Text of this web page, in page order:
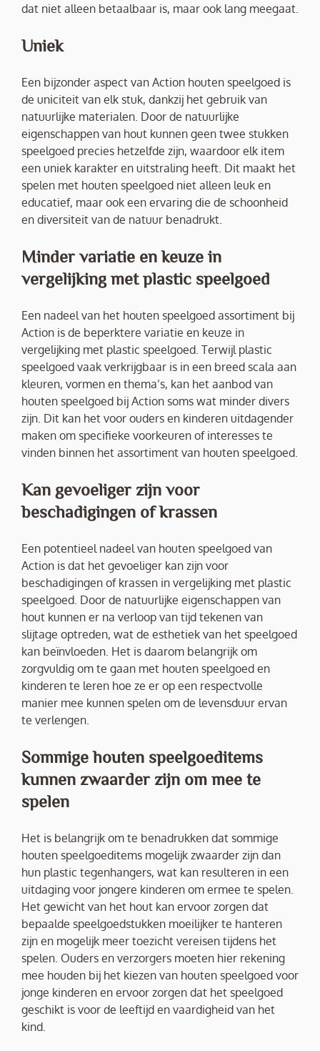
dat niet alleen betaalbaar is, maar ook lang meegaat.
Uniek
Een bijzonder aspect van Action houten speelgoed is
de uniciteit van elk stuk, dankzij het gebruik van
natuurlijke materialen. Door de natuurlijke
eigenschappen van hout kunnen geen twee stukken
speelgoed precies hetzelfde zijn, waardoor elk item
een uniek karakter en uitstraling heeft. Dit maakt het
spelen met houten speelgoed niet alleen leuk en
educatief, maar ook een ervaring die de schoonheid
en diversiteit van de natuur benadrukt.
Minder variatie en keuze in
vergelijking met plastic speelgoed
Een nadeel van het houten speelgoed assortiment bij
Action is de beperktere variatie en keuze in
vergelijking met plastic speelgoed. Terwijl plastic
speelgoed vaak verkrijgbaar is in een breed scala aan
kleuren, vormen en thema’s, kan het aanbod van
houten speelgoed bij Action soms wat minder divers
zijn. Dit kan het voor ouders en kinderen uitdagender
maken om specifieke voorkeuren of interesses te
vinden binnen het assortiment van houten speelgoed.
Kan gevoeliger zijn voor
beschadigingen of krassen
Een potentieel nadeel van houten speelgoed van
Action is dat het gevoeliger kan zijn voor
beschadigingen of krassen in vergelijking met plastic
speelgoed. Door de natuurlijke eigenschappen van
hout kunnen er na verloop van tijd tekenen van
slijtage optreden, wat de esthetiek van het speelgoed
kan beïnvloeden. Het is daarom belangrijk om
zorgvuldig om te gaan met houten speelgoed en
kinderen te leren hoe ze er op een respectvolle
manier mee kunnen spelen om de levensduur ervan
te verlengen.
Sommige houten speelgoeditems
kunnen zwaarder zijn om mee te
spelen
Het is belangrijk om te benadrukken dat sommige
houten speelgoeditems mogelijk zwaarder zijn dan
hun plastic tegenhangers, wat kan resulteren in een
uitdaging voor jongere kinderen om ermee te spelen.
Het gewicht van het hout kan ervoor zorgen dat
bepaalde speelgoedstukken moeilijker te hanteren
zijn en mogelijk meer toezicht vereisen tijdens het
spelen. Ouders en verzorgers moeten hier rekening
mee houden bij het kiezen van houten speelgoed voor
jonge kinderen en ervoor zorgen dat het speelgoed
geschikt is voor de leeftijd en vaardigheid van het
kind.